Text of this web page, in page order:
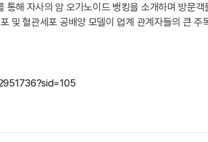
해 자사의 암 오가노이드 뱅킹을 소개하며 방문
및 혈관세포 공배양 모델이 업계 관계자들의 큰